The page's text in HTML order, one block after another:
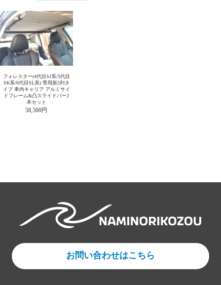
フォレスター(4代目SJ系/5代目
SK系/6代目SL系) 専用新2列タ
イプ 車内キャリア アルミサイ
ドフレーム&凸スライドバー2
本セット
58,500円
お問い合わせはこちら